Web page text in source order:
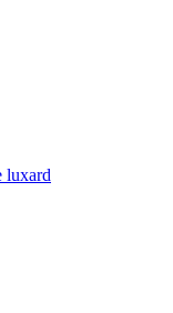
luxard